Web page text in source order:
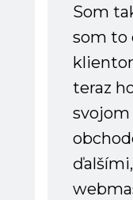
Som
som to
teraz